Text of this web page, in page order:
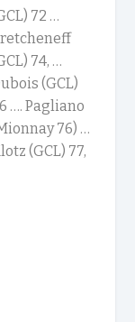
72 …
74, …
(GCL)
…. Pagliano
76) …
(GCL) 77,